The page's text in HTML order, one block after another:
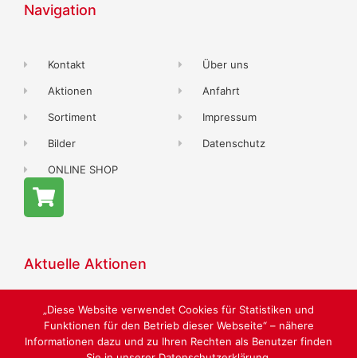
Navigation
Kontakt
Aktionen
Sortiment
Bilder
ONLINE SHOP
Über uns
Anfahrt
Impressum
Datenschutz
Aktuelle Aktionen
„Diese Website verwendet Cookies für Statistiken und
Funktionen für den Betrieb dieser Webseite“ – nähere
Informationen dazu und zu Ihren Rechten als Benutzer finden